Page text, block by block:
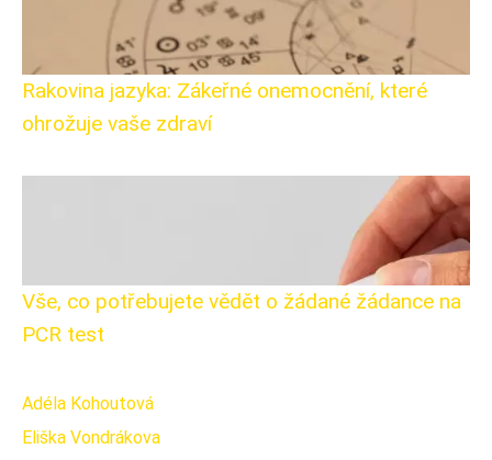
Rakovina jazyka: Zákeřné onemocnění, které
ohrožuje vaše zdraví
Vše, co potřebujete vědět o žádané žádance na
PCR test
Adéla Kohoutová
Eliška Vondrákova